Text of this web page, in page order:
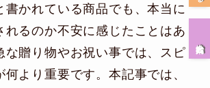
書かれている商品でも、本当に
れるのか不安に感じたことはあ
な贈り物やお祝い事では、スピ
より重要です。本記事では、